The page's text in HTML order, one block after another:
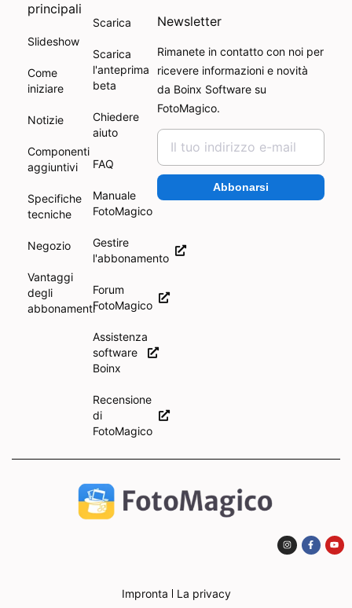
principali
Slideshow
Come
iniziare
Notizie
Componenti
aggiuntivi
Specifiche
tecniche
Negozio
Vantaggi
degli
abbonamenti
Scarica
Scarica
l'anteprima
beta
Chiedere
aiuto
FAQ
Manuale
FotoMagico
Gestire
l'abbonamento
Forum
FotoMagico
Assistenza
software
Boinx
Recensione
di
FotoMagico
Newsletter
Rimanete in contatto con noi per
ricevere informazioni e novità
da Boinx Software su
FotoMagico.
Abbonarsi
Impronta
La privacy